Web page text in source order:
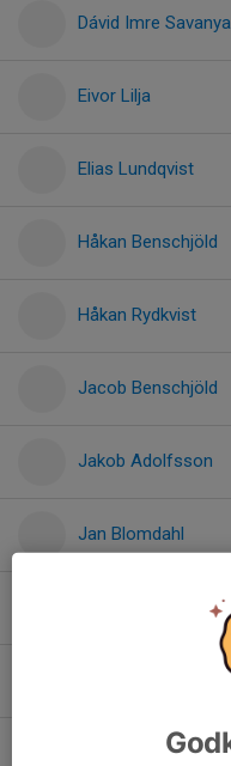
Dávid Imre Savanya
Eivor Lilja
Elias Lundqvist
Håkan Benschjöld
Håkan Rydkvist
Jacob Benschjöld
Jakob Adolfsson
Jan Blomdahl
Jan Olof Zambrell
Johan Ennerfelt